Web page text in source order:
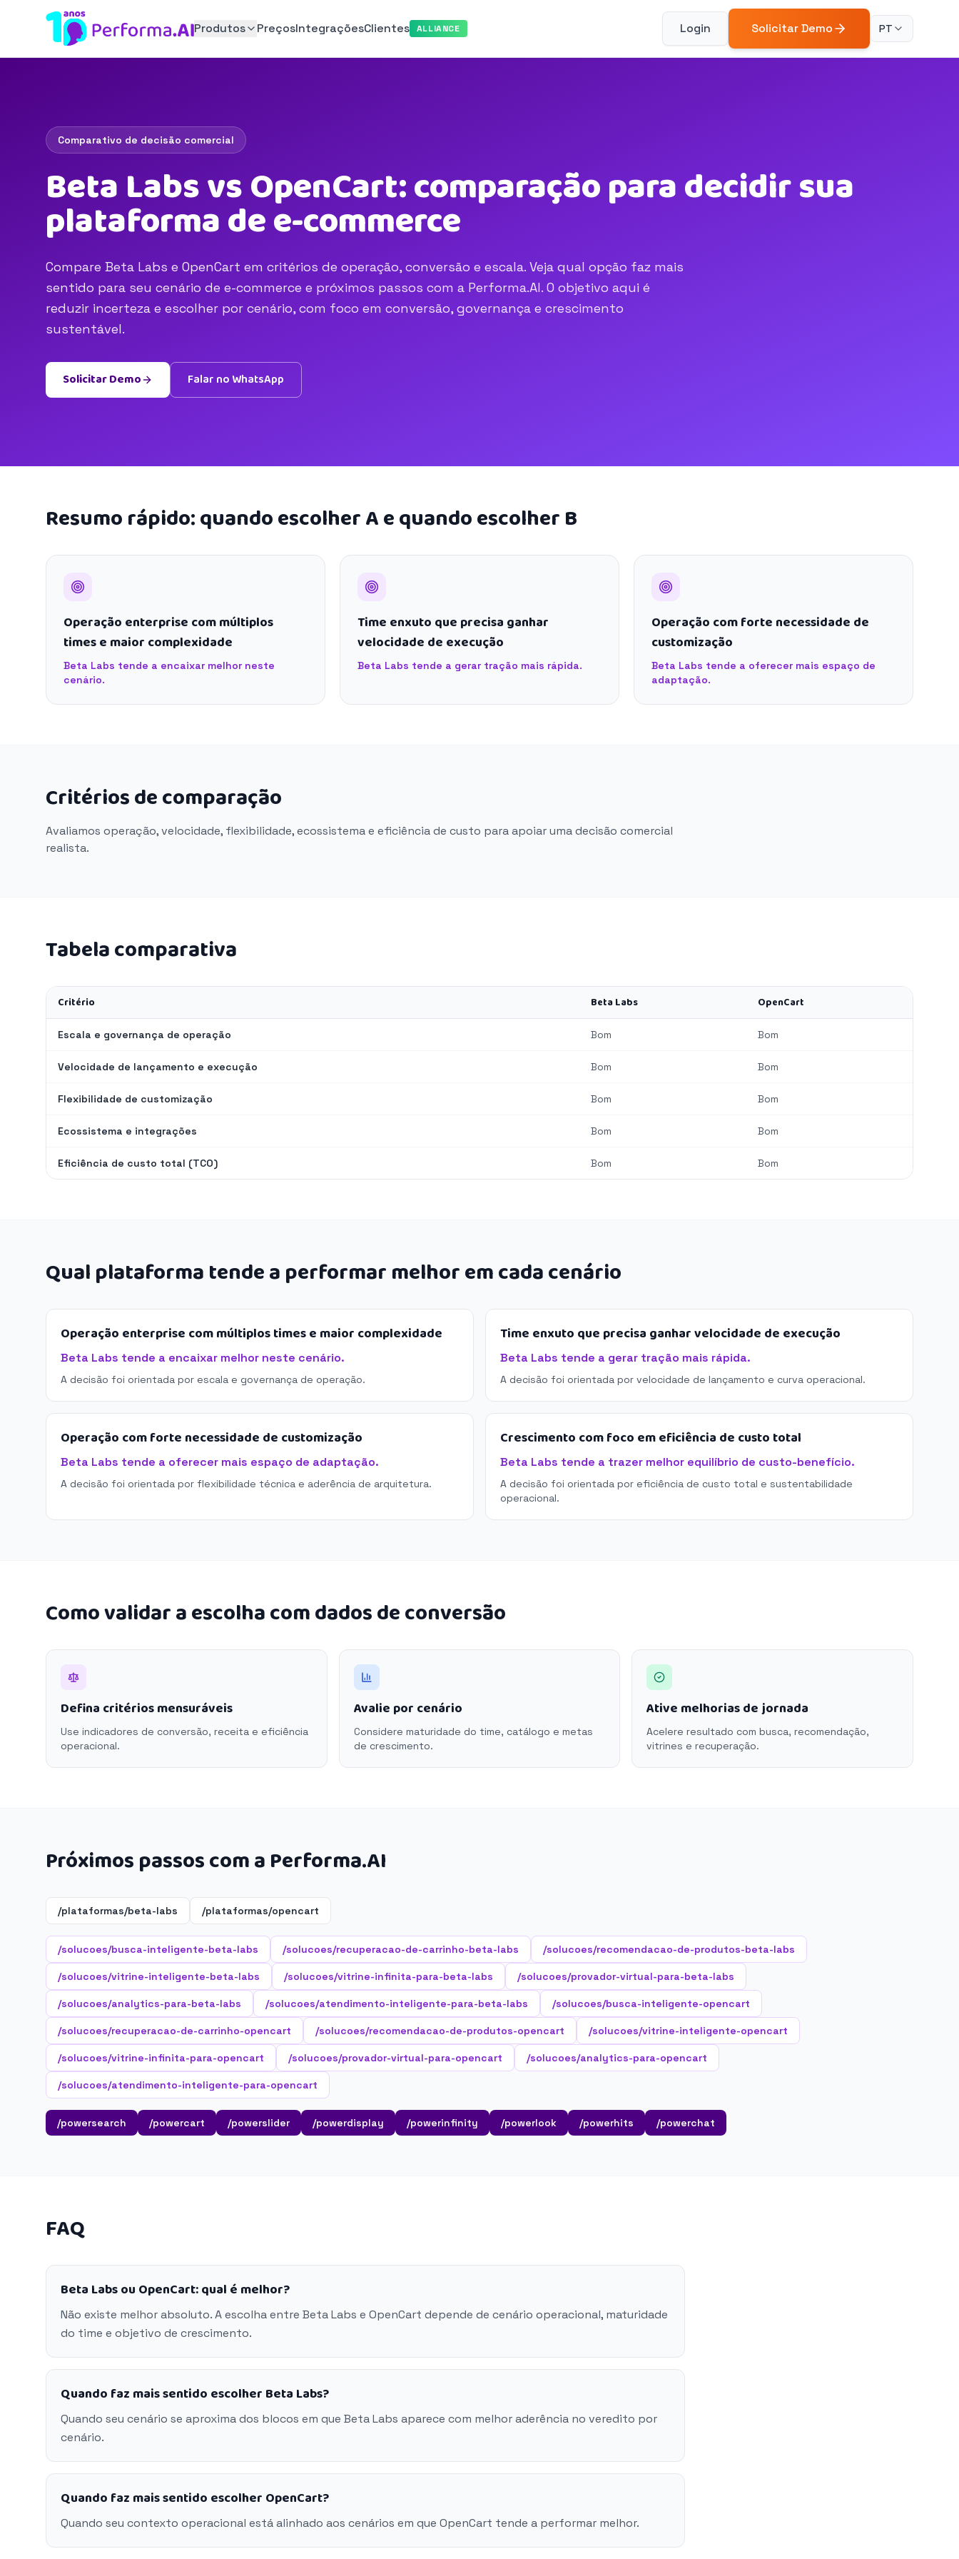
Produtos PreçosIntegraçõesClientes ALLIANCE Login Solicitar Demo PT
Comparativo de decisão comercial
Beta Labs vs OpenCart: comparação para decidir sua
plataforma de e-commerce
Compare Beta Labs e OpenCart em critérios de operação, conversão e escala. Veja qual opção faz mais
sentido para seu cenário de e-commerce e próximos passos com a Performa.AI. O objetivo aqui é
reduzir incerteza e escolher por cenário, com foco em conversão, governança e crescimento
sustentável.
Solicitar Demo Falar no WhatsApp
Resumo rápido: quando escolher A e quando escolher B
Operação enterprise com múltiplos
times e maior complexidade
Beta Labs tende a encaixar melhor neste
cenário.
Time enxuto que precisa ganhar
velocidade de execução
Beta Labs tende a gerar tração mais rápida.
Operação com forte necessidade de
customização
Beta Labs tende a oferecer mais espaço de
adaptação.
Critérios de comparação
Avaliamos operação, velocidade, flexibilidade, ecossistema e eficiência de custo para apoiar uma decisão comercial
realista.
Tabela comparativa
Critério Beta Labs OpenCart
Escala e governança de operação Bom Bom
Velocidade de lançamento e execução Bom Bom
Flexibilidade de customização Bom Bom
Ecossistema e integrações Bom Bom
Eficiência de custo total (TCO) Bom Bom
Qual plataforma tende a performar melhor em cada cenário
Operação enterprise com múltiplos times e maior complexidade
Beta Labs tende a encaixar melhor neste cenário.
A decisão foi orientada por escala e governança de operação.
Time enxuto que precisa ganhar velocidade de execução
Beta Labs tende a gerar tração mais rápida.
A decisão foi orientada por velocidade de lançamento e curva operacional.
Operação com forte necessidade de customização
Beta Labs tende a oferecer mais espaço de adaptação.
A decisão foi orientada por flexibilidade técnica e aderência de arquitetura.
Crescimento com foco em eficiência de custo total
Beta Labs tende a trazer melhor equilíbrio de custo-benefício.
A decisão foi orientada por eficiência de custo total e sustentabilidade
operacional.
Como validar a escolha com dados de conversão
Defina critérios mensuráveis
Use indicadores de conversão, receita e eficiência
operacional.
Avalie por cenário
Considere maturidade do time, catálogo e metas
de crescimento.
Ative melhorias de jornada
Acelere resultado com busca, recomendação,
vitrines e recuperação.
Próximos passos com a Performa.AI
/plataformas/beta-labs /plataformas/opencart
/solucoes/busca-inteligente-beta-labs /solucoes/recuperacao-de-carrinho-beta-labs /solucoes/recomendacao-de-produtos-beta-labs
/solucoes/vitrine-inteligente-beta-labs /solucoes/vitrine-infinita-para-beta-labs /solucoes/provador-virtual-para-beta-labs
/solucoes/analytics-para-beta-labs /solucoes/atendimento-inteligente-para-beta-labs /solucoes/busca-inteligente-opencart
/solucoes/recuperacao-de-carrinho-opencart /solucoes/recomendacao-de-produtos-opencart /solucoes/vitrine-inteligente-opencart
/solucoes/vitrine-infinita-para-opencart /solucoes/provador-virtual-para-opencart /solucoes/analytics-para-opencart
/solucoes/atendimento-inteligente-para-opencart
/powersearch /powercart /powerslider /powerdisplay /powerinfinity /powerlook /powerhits /powerchat
FAQ
Beta Labs ou OpenCart: qual é melhor?
Não existe melhor absoluto. A escolha entre Beta Labs e OpenCart depende de cenário operacional, maturidade
do time e objetivo de crescimento.
Quando faz mais sentido escolher Beta Labs?
Quando seu cenário se aproxima dos blocos em que Beta Labs aparece com melhor aderência no veredito por
cenário.
Quando faz mais sentido escolher OpenCart?
Quando seu contexto operacional está alinhado aos cenários em que OpenCart tende a performar melhor.